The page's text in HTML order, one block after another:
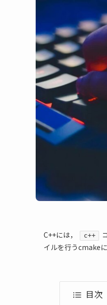
C++には， c++
イルを行うcmake
目次